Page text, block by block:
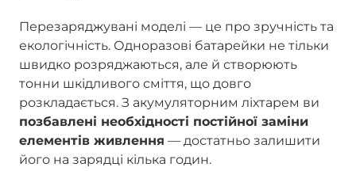
Перезаряджувані моделі — це про зручність та
екологічність. Одноразові батарейки не тільки
швидко розряджаються, але й створюють
тонни шкідливого сміття, що довго
розкладається. З акумуляторним ліхтарем ви
позбавлені необхідності постійної заміни
елементів живлення — достатньо залишити
його на зарядці кілька годин.